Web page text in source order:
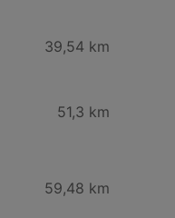
39,54 km
51,3 km
59,48 km